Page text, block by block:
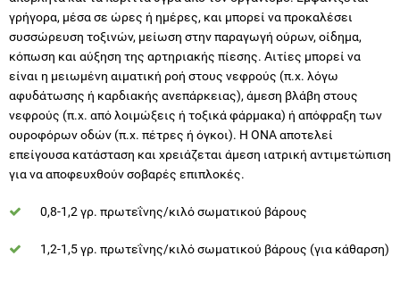
γρήγορα, μέσα σε ώρες ή ημέρες, και μπορεί να προκαλέσει
συσσώρευση τοξινών, μείωση στην παραγωγή ούρων, οίδημα,
κόπωση και αύξηση της αρτηριακής πίεσης. Αιτίες μπορεί να
είναι η μειωμένη αιματική ροή στους νεφρούς (π.χ. λόγω
αφυδάτωσης ή καρδιακής ανεπάρκειας), άμεση βλάβη στους
νεφρούς (π.χ. από λοιμώξεις ή τοξικά φάρμακα) ή απόφραξη των
ουροφόρων οδών (π.χ. πέτρες ή όγκοι). Η ΟΝΑ αποτελεί
επείγουσα κατάσταση και χρειάζεται άμεση ιατρική αντιμετώπιση
για να αποφευχθούν σοβαρές επιπλοκές.
0,8-1,2 γρ. πρωτεΐνης/κιλό σωματικού βάρους
1,2-1,5 γρ. πρωτεΐνης/κιλό σωματικού βάρους (για κάθαρση)